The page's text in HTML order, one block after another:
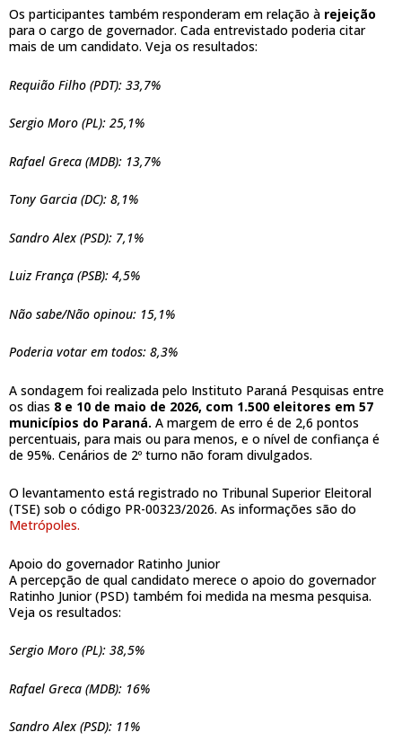
Os participantes também responderam em relação à rejeição
para o cargo de governador. Cada entrevistado poderia citar
mais de um candidato. Veja os resultados:
Requião Filho (PDT): 33,7%
Sergio Moro (PL): 25,1%
Rafael Greca (MDB): 13,7%
Tony Garcia (DC): 8,1%
Sandro Alex (PSD): 7,1%
Luiz França (PSB): 4,5%
Não sabe/Não opinou: 15,1%
Poderia votar em todos: 8,3%
A sondagem foi realizada pelo Instituto Paraná Pesquisas entre
os dias 8 e 10 de maio de 2026, com 1.500 eleitores em 57
municípios do Paraná. A margem de erro é de 2,6 pontos
percentuais, para mais ou para menos, e o nível de confiança é
de 95%. Cenários de 2º turno não foram divulgados.
O levantamento está registrado no Tribunal Superior Eleitoral
(TSE) sob o código PR-00323/2026. As informações são do
Metrópoles.
Apoio do governador Ratinho Junior
A percepção de qual candidato merece o apoio do governador
Ratinho Junior (PSD) também foi medida na mesma pesquisa.
Veja os resultados:
Sergio Moro (PL): 38,5%
Rafael Greca (MDB): 16%
Sandro Alex (PSD): 11%